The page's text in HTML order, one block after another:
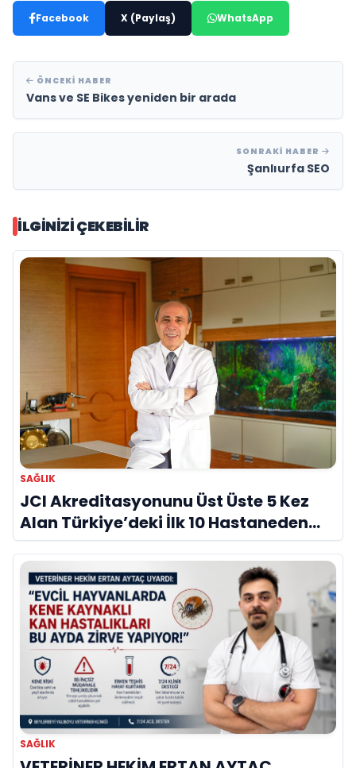
Facebook X (Paylaş) WhatsApp
ÖNCEKI HABER
Vans ve SE Bikes yeniden bir arada
SONRAKI HABER
Şanlıurfa SEO
İLGINIZI ÇEKEBILIR
SAĞLIK
JCI Akreditasyonunu Üst Üste 5 Kez
Alan Türkiye’deki İlk 10 Hastaneden
Biri
SAĞLIK